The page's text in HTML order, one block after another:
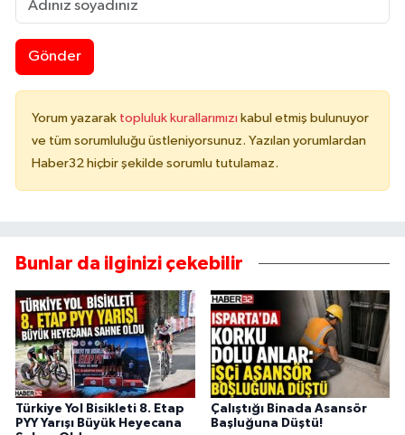
Gönder
Yorum yazarak topluluk kurallarımızı kabul etmiş bulunuyor
ve tüm sorumluluğu üstleniyorsunuz. Yazılan yorumlardan
Haber32 hiçbir şekilde sorumlu tutulamaz.
Bunlar da ilginizi çekebilir
Türkiye Yol Bisikleti 8. Etap
PYY Yarışı Büyük Heyecana
Çalıştığı Binada Asansör
Başluğuna Düştü!